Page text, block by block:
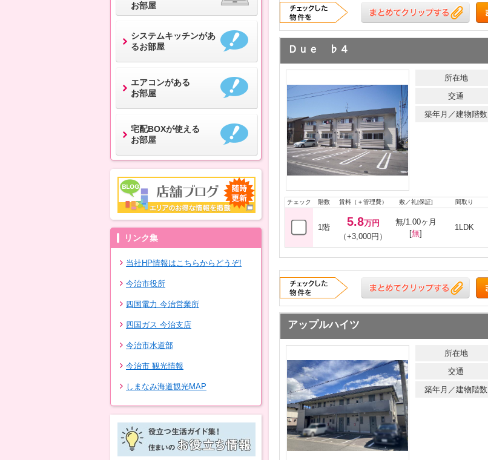
Ｄｕｅ ♭４
所在地
交通
築年月／建物階数
チェック 階数 賃料（＋管理費） 敷／礼[保証] 間取り
1階 5.8万円
（+3,000円）
無/1.00ヶ月
[無]
1LDK
アップルハイツ
所在地
交通
築年月／建物階数
お部屋
システムキッチンがあ
るお部屋
エアコンがある
お部屋
宅配BOXが使える
お部屋
リンク集
当社HP情報はこちらからどうぞ!
今治市役所
四国電力 今治営業所
四国ガス 今治支店
今治市水道部
今治市 観光情報
しまなみ海道観光MAP